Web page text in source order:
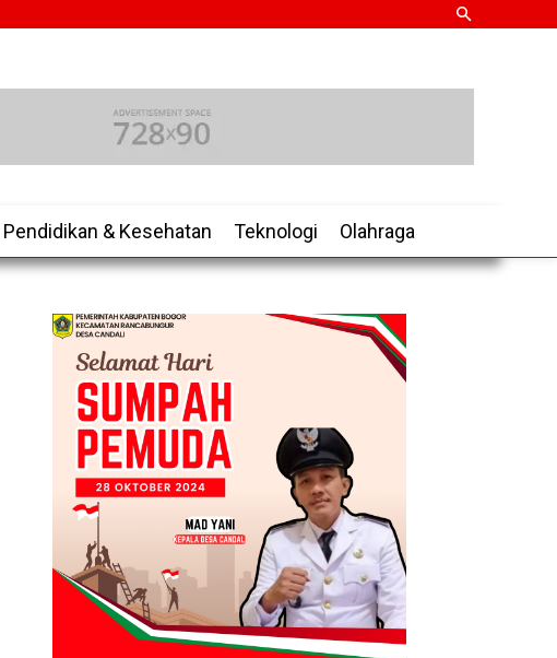
Pendidikan & Kesehatan Teknologi Olahraga